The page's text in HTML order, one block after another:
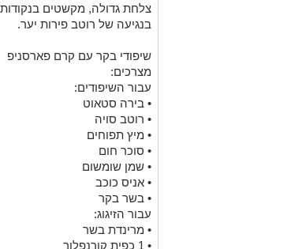
צלחת גדולה, מקשטים בנקודות
בנגיעה של רוטב פירות יער.
שיפודי בקר עם קרם פארסניפ
מצרכים:
עבור השיפודים:
• בירה סטאוט
• רוטב סויה
• מיץ תפוחים
• סוכר חום
• שמן שומשום
• אניס כוכב
• בשר בקר
עבור הזיגוג:
• מרינדת בשר
• 1 כפית קורנפלור